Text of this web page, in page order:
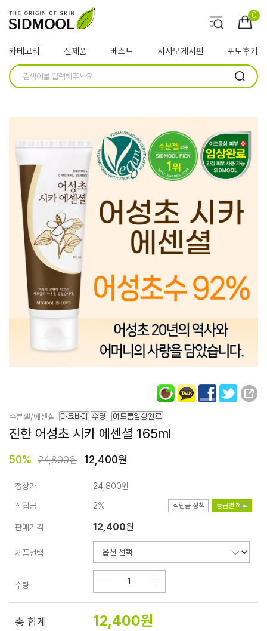
0
카테고리 신제품 베스트 시사모게시판 포토후기
수분젤/에센셜
진한 어성초 시카 에센셜 165ml
50% 24,800원 12,400원
정상가 24,800원
적립금 2% 적립금 정책 등급별 혜택
판매가격 12,400원
제품선택
수량
총 합계 12,400원